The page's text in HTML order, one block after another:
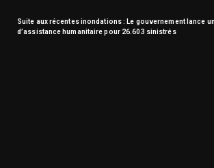
Suite aux récentes inondations : Le gouvernement lance
d’assistance humanitaire pour 26.603 sinistrés